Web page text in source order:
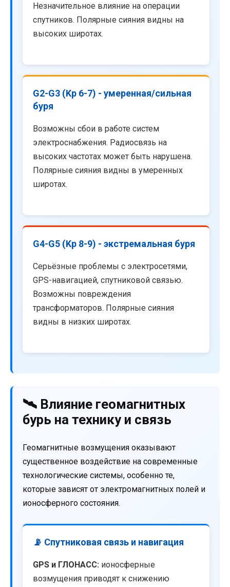
Незначительное влияние на операции
спутников. Полярные сияния видны на
высоких широтах.
G2-G3 (Kp 6-7) - умеренная/сильная
буря
Возможны сбои в работе систем
электроснабжения. Радиосвязь на
высоких частотах может быть нарушена.
Полярные сияния видны в умеренных
широтах.
G4-G5 (Kp 8-9) - экстремальная буря
Серьёзные проблемы с электросетями,
GPS-навигацией, спутниковой связью.
Возможны повреждения
трансформаторов. Полярные сияния
видны в низких широтах.
🛰️ Влияние геомагнитных
бурь на технику и связь
Геомагнитные возмущения оказывают
существенное воздействие на современные
технологические системы, особенно те,
которые зависят от электромагнитных полей и
ионосферного состояния.
📡 Спутниковая связь и навигация
GPS и ГЛОНАСС: ионосферные
возмущения приводят к снижению